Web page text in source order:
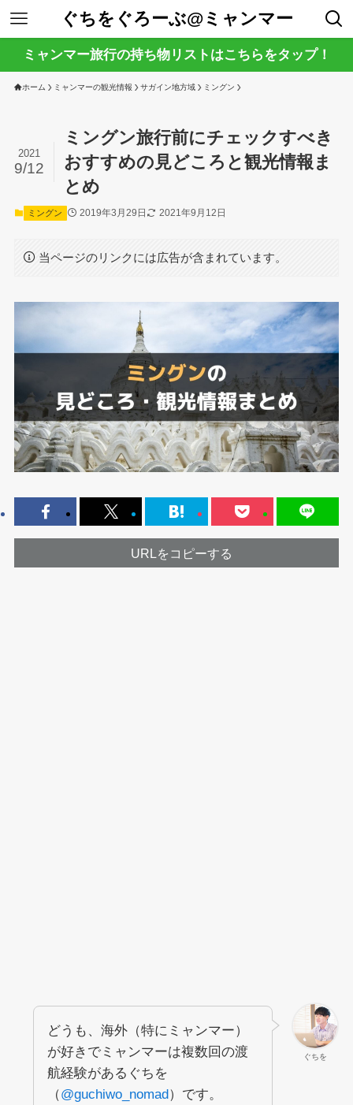
ぐちをぐろーぶ@ミャンマー
ミャンマー旅行の持ち物リストはこちらをタップ！
ホーム ミャンマーの観光情報 サガイン地方域 ミングン
ミングン旅行前にチェックすべき
おすすめの見どころと観光情報ま
とめ
2021
9/12
ミングン 2019年3月29日 2021年9月12日
当ページのリンクには広告が含まれています。
URLをコピーする
ぐちを
どうも、海外（特にミャンマー）
が好きでミャンマーは複数回の渡
航経験があるぐちを
（@guchiwo_nomad）です。